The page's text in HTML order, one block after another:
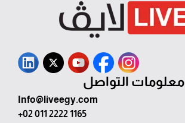
معلومات التواصل
Info@liveegy.com
+02 011 2222 1165